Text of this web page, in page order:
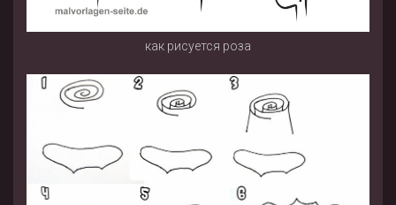
как рисуется роза